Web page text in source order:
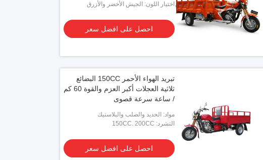
اسطوانة واحدة
اختيار اللون: الجيش الأخضر والأزرق
احصل على افضل سعر
تبريد الهواء الأحمر 150CC البضائع
ثلاثية العجلات أكبر العزم والقوة 60 كم
/ ساعة سرعة قصوى
مواد: الحديد والصلب والبلاستيك
التشرد: 150CC. 200CC
احصل على افضل سعر